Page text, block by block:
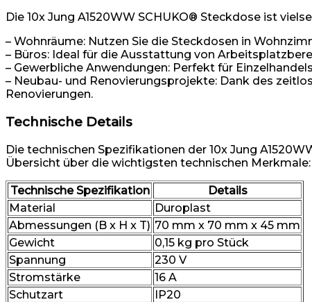
Die 10x Jung A1520WW SCHUKO® Steckdose ist
– Wohnräume: Nutzen Sie die Steckdosen in
– Büros: Ideal für die Ausstattung von
– Gewerbliche Anwendungen: Perfekt für
– Neubau- und Renovierungsprojekte: Dank des
Renovierungen.
Technische Details
Die technischen Spezifikationen der 10x Jung
Übersicht über die wichtigsten technischen Merkmale:
Technische Spezifikation
Details
Material
Duroplast
Abmessungen (B x H x T) 70 mm x 70 mm x 45 mm
Gewicht
0,15 kg pro Stück
Spannung
230 V
Stromstärke
16 A
Schutzart
IP20